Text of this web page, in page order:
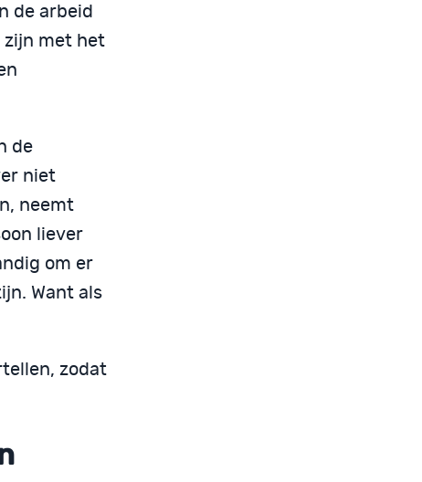
de arbeid
zijn met het
de
niet
neemt
liever
om er
Want als
zodat